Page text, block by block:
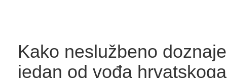
Kako neslužbeno
jedan od vođa